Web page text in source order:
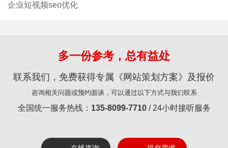
企业短视频seo优化
多一份参考，总有益处
联系我们，免费获得专属《网站策划方案》及报价
咨询相关问题或预约面谈，可以通过以下方式与我们联系
全国统一服务热线： 135-8099-7710/ 24小时接听服务